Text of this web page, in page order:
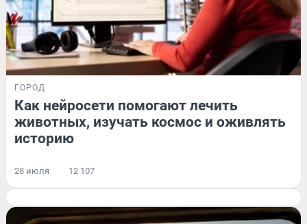
ГОРОД
Как нейросети помогают лечить
животных, изучать космос и оживлять
историю
28 июля 12 107